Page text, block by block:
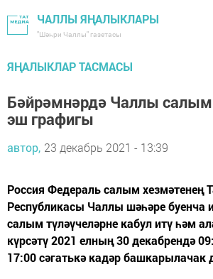
ЧАЛЛЫ ЯҢАЛЫКЛАРЫ
"Шәһри Чаллы" газетасы
ЯҢАЛЫКЛАР ТАСМАСЫ
Бәйрәмнәрдә Чаллы
эш графигы
автор, 23 декабрь 2021 - 13:39
Россия Федераль салым хезмәтенең
Республикасы Чаллы шәһәре буенча
салым түләүчеләрне кабул итү һәм
күрсәтү 2021 елның 30 декабрендә
17:00 сәгатькә кадәр башкарылачак